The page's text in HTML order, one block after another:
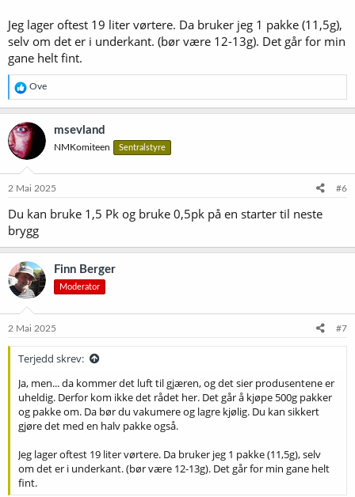
Jeg lager oftest 19 liter vørtere. Da bruker jeg 1 pakke (11,5g),
selv om det er i underkant. (bør være 12-13g). Det går for min
gane helt fint.
R
e
a
k
s
j
o
e
:
Ove
msevland
NMKomiteen Sentralstyre
2 Mai 2025 #6
Du kan bruke 1,5 Pk og bruke 0,5pk på en starter til neste
brygg
Finn Berger
Moderator
2 Mai 2025 #7
Terjedd skrev:
Ja, men... da kommer det luft til gjæren, og det sier produsentene er
uheldig. Derfor kom ikke det rådet her. Det går å kjøpe 500g pakker
og pakke om. Da bør du vakumere og lagre kjølig. Du kan sikkert
gjøre det med en halv pakke også.
Jeg lager oftest 19 liter vørtere. Da bruker jeg 1 pakke (11,5g), selv
om det er i underkant. (bør være 12-13g). Det går for min gane helt
fint.